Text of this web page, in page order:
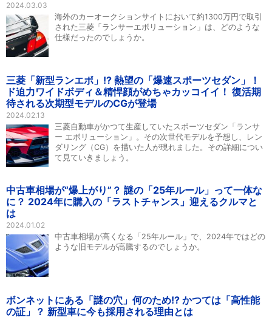
2024.03.03
海外のカーオークションサイトにおいて約1300万円で取引
された三菱「ランサーエボリューション」は、どのような
仕様だったのでしょうか。
三菱「新型ランエボ」!? 熱望の「爆速スポーツセダン」！
ド迫力ワイドボディ＆精悍顔がめちゃカッコイイ！ 復活期
待される次期型モデルのCGが登場
2024.02.13
三菱自動車がかつて生産していたスポーツセダン「ランサ
ー エボリューション」。その次世代モデルを予想し、レン
ダリング（CG）を描いた人が現れました。その詳細につい
て見ていきましょう。
中古車相場が“爆上がり”？ 謎の「25年ルール」って一体な
に？ 2024年に購入の「ラストチャンス」迎えるクルマと
は
2024.01.02
中古車相場が高くなる「25年ルール」で、2024年ではどの
ような旧モデルが高騰するのでしょうか。
ボンネットにある「謎の穴」何のため!? かつては「高性能
の証」？ 新型車に今も採用される理由とは